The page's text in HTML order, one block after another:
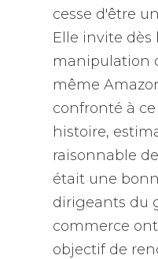
cesse d'être
Elle invite dès
manipulation
même
confronté à
histoire,
raisonnable
était une
dirigeants du
commerce
objectif de